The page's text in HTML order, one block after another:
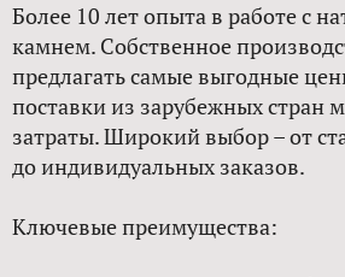
Более 10 лет опыта в работе с
камнем. Собственное
предлагать самые выгодные
поставки из зарубежных стран
затраты. Широкий выбор – от
до индивидуальных заказов.
Ключевые преимущества: